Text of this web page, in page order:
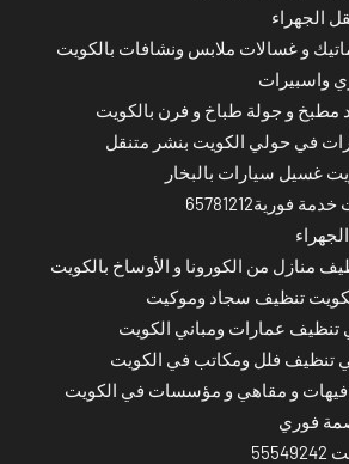
الجهراء
و غسالات ملابس ونشافات بالكويت
واسبيرات
مطبخ و جولة طباخ و فرن بالكويت
في حولي الكويت بنشر متنقل
غسيل سيارات بالبخار
فورية65781212
منازل من الكورونا و الأوساخ بالكويت
تنظيف سجاد وموكيت
عمارات ومباني الكويت
فلل ومكاتب في الكويت
و مقاهي و مؤسسات في الكويت
فوري